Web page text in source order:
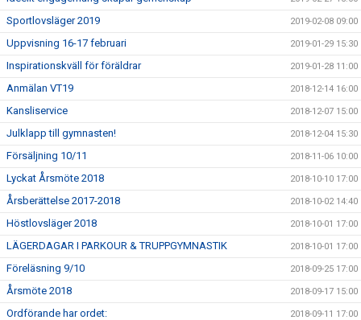
Sportlovsläger 2019 2019-02-08 09:00
Uppvisning 16-17 februari 2019-01-29 15:30
Inspirationskväll för föräldrar 2019-01-28 11:00
Anmälan VT19 2018-12-14 16:00
Kansliservice 2018-12-07 15:00
Julklapp till gymnasten! 2018-12-04 15:30
Försäljning 10/11 2018-11-06 10:00
Lyckat Årsmöte 2018 2018-10-10 17:00
Årsberättelse 2017-2018 2018-10-02 14:40
Höstlovsläger 2018 2018-10-01 17:00
LÄGERDAGAR I PARKOUR & TRUPPGYMNASTIK 2018-10-01 17:00
Föreläsning 9/10 2018-09-25 17:00
Årsmöte 2018 2018-09-17 15:00
Ordförande har ordet: 2018-09-11 17:00